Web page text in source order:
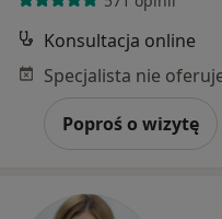
Konsultacja online
Poproś o wizytę